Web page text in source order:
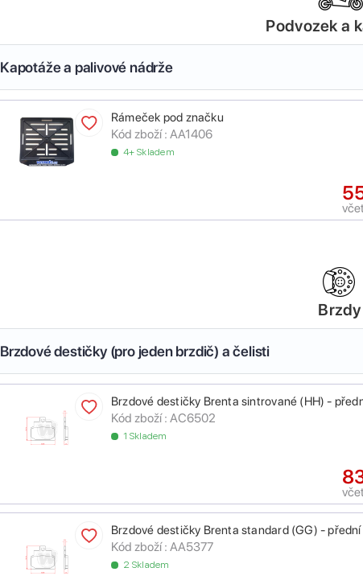
Podvozek a
Kapotáže a palivové nádrže
Rámeček pod značku
Kód zboží : AA1406
4+ Skladem
Brzdy
Brzdové destičky (pro jeden brzdič) a čelisti
Brzdové destičky Brenta sintrované (HH) -
Kód zboží : AC6502
1 Skladem
Brzdové destičky Brenta standard (GG) - přední
Kód zboží : AA5377
2 Skladem